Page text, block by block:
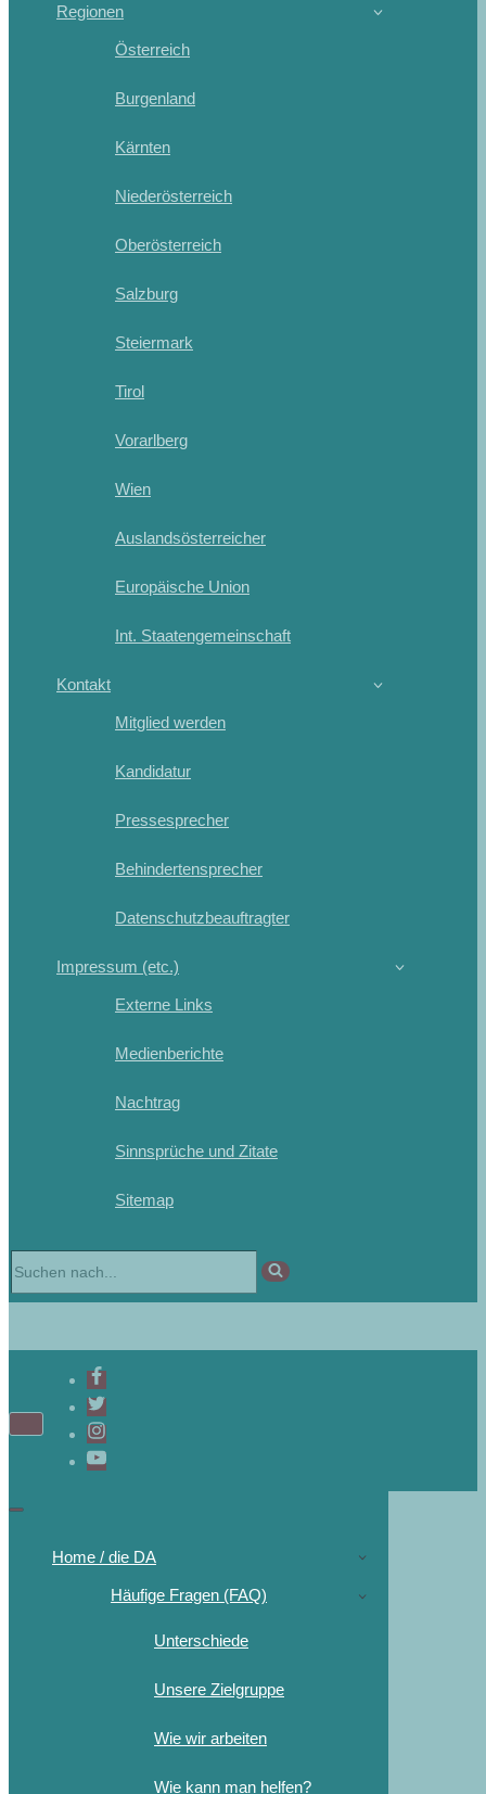
Regionen
Österreich
Burgenland
Kärnten
Niederösterreich
Oberösterreich
Salzburg
Steiermark
Tirol
Vorarlberg
Wien
Auslandsösterreicher
Europäische Union
Int. Staatengemeinschaft
Kontakt
Mitglied werden
Kandidatur
Pressesprecher
Behindertensprecher
Datenschutzbeauftragter
Impressum (etc.)
Externe Links
Medienberichte
Nachtrag
Sinnsprüche und Zitate
Sitemap
Home / die DA
Häufige Fragen (FAQ)
Unterschiede
Unsere Zielgruppe
Wie wir arbeiten
Wie kann man helfen?